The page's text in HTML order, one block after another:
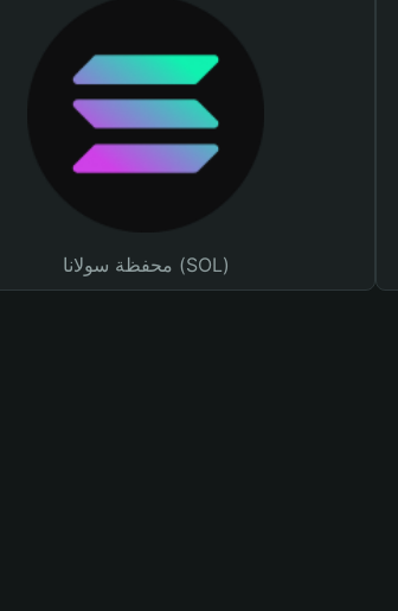
محفظة سولانا (SOL)